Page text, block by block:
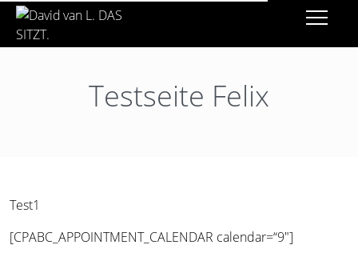
Testseite Felix
Test1
[CPABC_APPOINTMENT_CALENDAR calendar=“9″]